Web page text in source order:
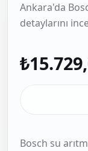
Ankara'da
detaylarını
Bosch su